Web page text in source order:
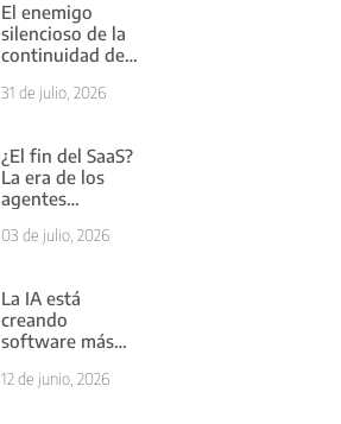
El enemigo
silencioso de la
continuidad del
el problema
servidor
31 de julio, 2026
¿El fin del SaaS?
La era de los
agentes
comenzó
03 de julio, 2026
La IA está
creando
software más
las empresas
12 de junio, 2026